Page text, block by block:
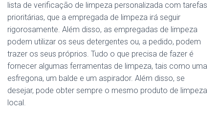
lista de verificação de limpeza personalizada com tarefas
prioritárias, que a empregada de limpeza irá seguir
rigorosamente. Além disso, as empregadas de limpeza
podem utilizar os seus detergentes ou, a pedido, podem
trazer os seus próprios. Tudo o que precisa de fazer é
fornecer algumas ferramentas de limpeza, tais como uma
esfregona, um balde e um aspirador. Além disso, se
desejar, pode obter sempre o mesmo produto de limpeza
local.